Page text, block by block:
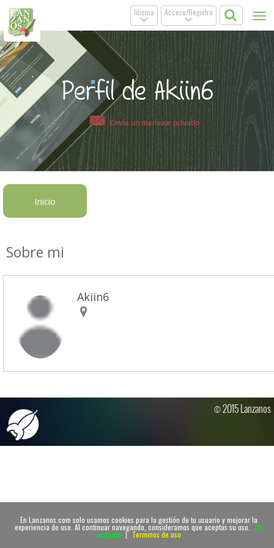
En Lanzanos.com solo usamos cookies para la gestión de tu usuario y mejorar la
experiencia de uso. Al continuar navegando, consideramos que aceptas su uso. De
acuerdo | Terminos de uso
Acceso/Registro
.
Idioma
.
Perfil de Akiin6
Envía un mensaje privado
Inicio
Sobre mi
Akiin6
© 2015 Lanzanos